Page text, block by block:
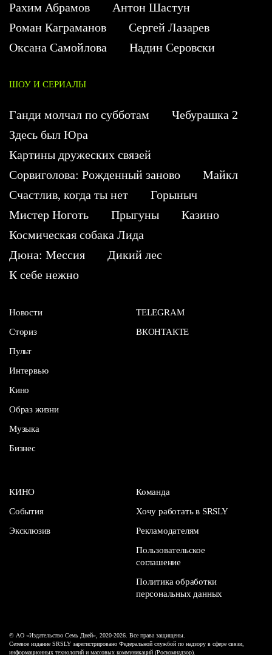
Рахим Абрамов
Антон Шастун
Роман Каграманов
Сергей Лазарев
Оксана Самойлова
Надин Серовски
ШОУ И СЕРИАЛЫ
Ганди молчал по субботам
Чебурашка 2
Здесь был Юра
Картины дружеских связей
Сорвиголова: Рожденный заново
Майкл
Счастлив, когда ты нет
Горыныч
Мистер Ноготь
Прыгуны
Казино
Космическая собака Лида
Дюна: Мессия
Дикий лес
К себе нежно
Новости
Сториз
Пульт
Интервью
Кино
Образ жизни
Музыка
Бизнес
TELEGRAM
ВКОНТАКТЕ
КИНО
События
Эксклюзив
Команда
Хочу работать в SRSLY
Рекламодателям
Пользовательское
соглашение
Политика обработки
персональных данных
© АО «Издательство Семь Дней», 2020-2026. Все права защищены.
Сетевое издание SRSLY зарегистрировано Федеральной службой по надзору в сфере связи,
информационных технологий и массовых коммуникаций (Роскомнадзор).